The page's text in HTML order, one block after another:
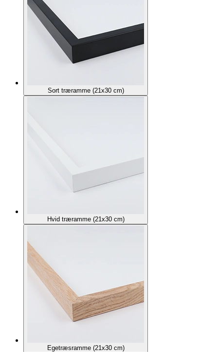
Sort træramme (21x30 cm)
Hvid træramme (21x30 cm)
Egetræsramme (21x30 cm)